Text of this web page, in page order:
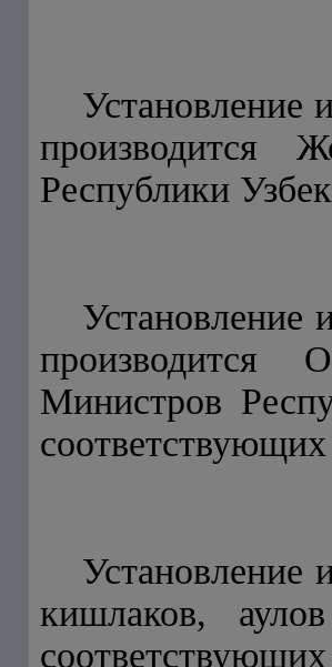
Установление
производится
Республики
Установление
Министров
Установление
кишлаков,